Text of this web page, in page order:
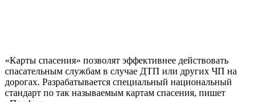
«Карты спасения» позволят эффективнее действовать
спасательным службам в случае ДТП или других ЧП на
дорогах. Разрабатывается специальный национальный
стандарт по так называемым картам спасения, пишет